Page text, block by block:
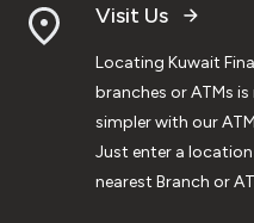
Visit Us
Locating Kuwait
branches or ATMs
simpler with our
Just enter a
nearest Branch or